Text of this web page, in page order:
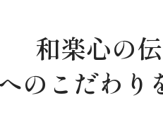
和楽心の
のこだわり